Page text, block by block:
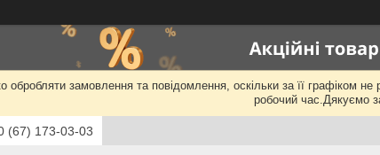
обробляти замовлення та повідомлення, оскільки за її графіком
робочий час.Дякуємо
(67) 173-03-03